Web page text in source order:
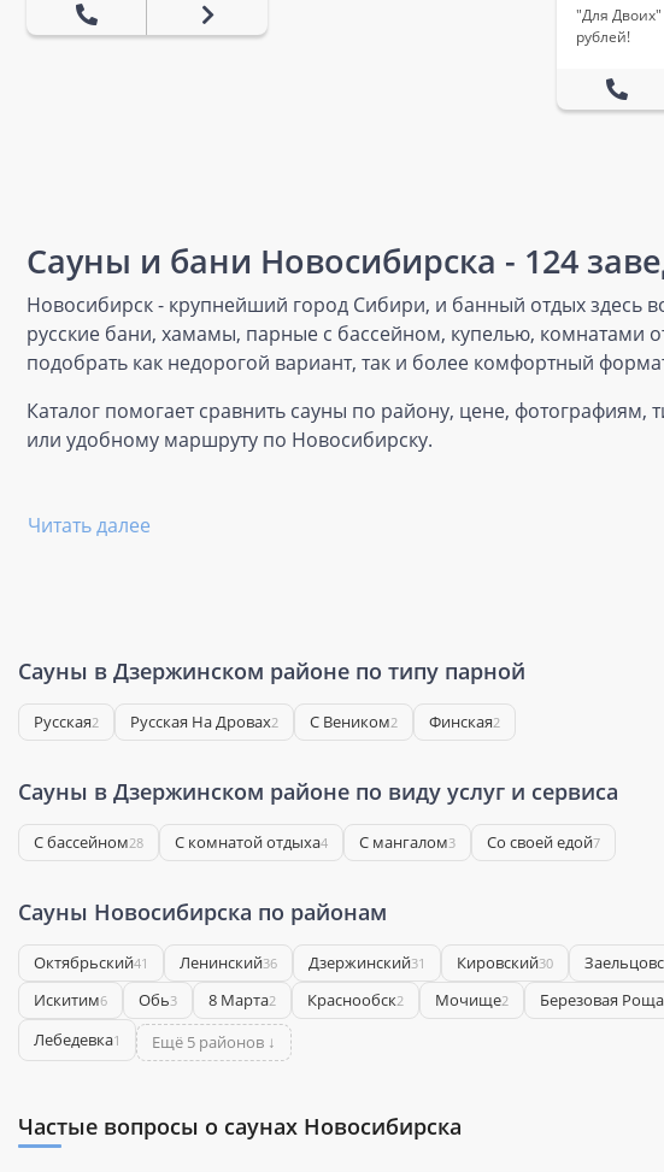
"Для Двоих"
рублей!
Сауны и бани Новосибирска - 124
Новосибирск - крупнейший город Сибири, и банный отдых здесь
русские бани, хамамы, парные с бассейном, купелью,
подобрать как недорогой вариант, так и более комфортный
Каталог помогает сравнить сауны по району, цене,
или удобному маршруту по Новосибирску.
Читать далее
Сауны в Дзержинском районе по типу парной
Русская2 Русская На Дровах2 С Веником2 Финская2
Сауны в Дзержинском районе по виду услуг и сервиса
С бассейном28 С комнатой отдыха4 С мангалом3 Со своей едой7
Сауны Новосибирска по районам
Октябрьский41 Ленинский36 Дзержинский31 Кировский30
Искитим6 Обь3 8 Марта2 Краснообск2 Мочище2 Березовая Роща
Лебедевка1 Ещё 5 районов ↓
Частые вопросы о саунах Новосибирска